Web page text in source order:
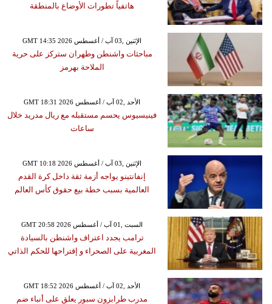
هاتفياً تطورات الأوضاع بالمنطقة
GMT 14:35 2026 الإثنين ,03 آب / أغسطس
مباحثات واشنطن وطهران ستركز على حرية
الملاحة بهرمز
GMT 18:31 2026 الأحد ,02 آب / أغسطس
فينيسيوس يحسم مستقبله مع ريال مدريد خلال
ساعات
GMT 10:18 2026 الإثنين ,03 آب / أغسطس
إنفانتينو يواجه أزمة ثقة داخل كرة القدم
العالمية بسبب خطة بيع حقوق كأس العالم
GMT 20:58 2026 السبت ,01 آب / أغسطس
ترامب يجدد اعتراف واشنطن بالسيادة
المغربية على الصحراء و إقتراحها للحكم الذاتي
GMT 18:52 2026 الأحد ,02 آب / أغسطس
مدرب طرابزون سبور يعلق على أنباء ضم